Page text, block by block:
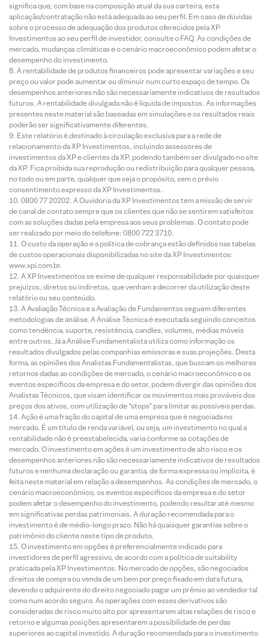
significa que, com base na composição atual da sua carteira, esta
aplicação/contratação não está adequada ao seu perfil. Em caso de dúvidas
sobre o processo de adequação dos produtos oferecidos pela XP
Investimentos ao seu perfil de investidor, consulte o FAQ. As condições de
mercado, mudanças climáticas e o cenário macroeconômico podem afetar o
desempenho do investimento.
A rentabilidade de produtos financeiros pode apresentar variações e seu
preço ou valor pode aumentar ou diminuir num curto espaço de tempo. Os
desempenhos anteriores não são necessariamente indicativos de resultados
futuros. A rentabilidade divulgada não é líquida de impostos. As informações
presentes neste material são baseadas em simulações e os resultados reais
poderão ser significativamente diferentes.
Este relatório é destinado à circulação exclusiva para a rede de
relacionamento da XP Investimentos, incluindo assessores de
investimentos da XP e clientes da XP, podendo também ser divulgado no site
da XP. Fica proibida sua reprodução ou redistribuição para qualquer pessoa,
no todo ou em parte, qualquer que seja o propósito, sem o prévio
consentimento expresso da XP Investimentos.
0800 77 20202. A Ouvidoria da XP Investimentos tem a missão de servir
de canal de contato sempre que os clientes que não se sentirem satisfeitos
com as soluções dadas pela empresa aos seus problemas. O contato pode
ser realizado por meio do telefone: 0800 722 3710.
O custo da operação e a política de cobrança estão definidos nas tabelas
de custos operacionais disponibilizadas no site da XP Investimentos:
www.xpi.com.br.
A XP Investimentos se exime de qualquer responsabilidade por quaisquer
prejuízos, diretos ou indiretos, que venham a decorrer da utilização deste
relatório ou seu conteúdo.
A Avaliação Técnica e a Avaliação de Fundamentos seguem diferentes
metodologias de análise. A Análise Técnica é executada seguindo conceitos
como tendência, suporte, resistência, candles, volumes, médias móveis
entre outros. Já a Análise Fundamentalista utiliza como informação os
resultados divulgados pelas companhias emissoras e suas projeções. Desta
forma, as opiniões dos Analistas Fundamentalistas, que buscam os melhores
retornos dadas as condições de mercado, o cenário macroeconômico e os
eventos específicos da empresa e do setor, podem divergir das opiniões dos
Analistas Técnicos, que visam identificar os movimentos mais prováveis dos
preços dos ativos, com utilização de “stops” para limitar as possíveis perdas.
Ação é uma fração do capital de uma empresa que é negociada no
mercado. É um título de renda variável, ou seja, um investimento no qual a
rentabilidade não é preestabelecida, varia conforme as cotações de
mercado. O investimento em ações é um investimento de alto risco e os
desempenhos anteriores não são necessariamente indicativos de resultados
futuros e nenhuma declaração ou garantia, de forma expressa ou implícita, é
feita neste material em relação a desempenhos. As condições de mercado, o
cenário macroeconômico, os eventos específicos da empresa e do setor
podem afetar o desempenho do investimento, podendo resultar até mesmo
em significativas perdas patrimoniais. A duração recomendada para o
investimento é de médio-longo prazo. Não há quaisquer garantias sobre o
patrimônio do cliente neste tipo de produto.
O investimento em opções é preferencialmente indicado para
investidores de perfil agressivo, de acordo com a política de suitability
praticada pela XP Investimentos. No mercado de opções, são negociados
direitos de compra ou venda de um bem por preço fixado em data futura,
devendo o adquirente do direito negociado pagar um prêmio ao vendedor tal
como num acordo seguro. As operações com esses derivativos são
consideradas de risco muito alto por apresentarem altas relações de risco e
retorno e algumas posições apresentarem a possibilidade de perdas
superiores ao capital investido. A duração recomendada para o investimento